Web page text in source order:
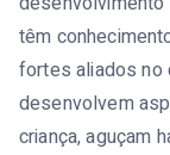
têm
fortes aliados no
desenvolvem
criança, aguçam